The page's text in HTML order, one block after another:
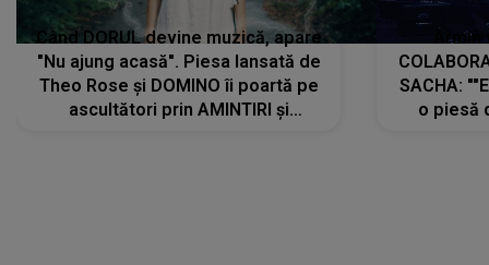
Când DORUL devine muzică, apare
"Nu ajung acasă". Piesa lansată de
Theo Rose și DOMINO îi poartă pe
ascultători prin AMINTIRI și
SACHA:
o piesă